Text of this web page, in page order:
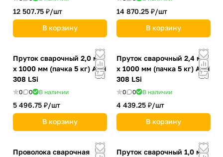
12 507.75 ₽/шт
В корзину
14 870.25 ₽/шт
В корзину
Пруток сварочный 2,0 мм
х 1000 мм (пачка 5 кг) AISI
308 LSi
0 0 В наличии
5 496.75 ₽/шт
В корзину
Пруток сварочный 2,4 мм
х 1000 мм (пачка 5 кг) AISI
308 LSi
0 0 В наличии
4 439.25 ₽/шт
В корзину
Проволока сварочная
Пруток сварочный 1,0 мм